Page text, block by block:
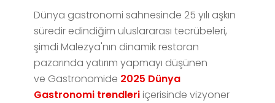
Dünya gastronomi sahnesinde 25 yılı aşkın
süredir edindiğim uluslararası tecrübeleri,
şimdi Malezya'nın dinamik restoran
pazarında yatırım yapmayı düşünen
ve Gastronomide 2025 Dünya
Gastronomi trendleriiçerisinde vizyoner